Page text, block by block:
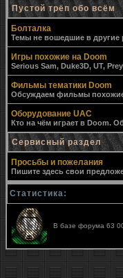
Пустой трёп обо всём
Болталка
Темы не вошедшие в другие
Игры похожие на Doom
Serious Sam, Duke3D, UT,
Фильмы тематики Doom
Обсуждаем фильмы
Оборудование UAC
Кто на чём играет в Doom.
Сервисный раздел
Просьбы и пожелания
Пишите здесь свои
Статистика:
В базе форума 63